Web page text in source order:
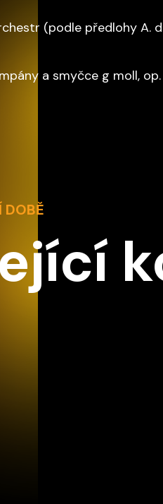
(podle předlohy A.
a smyčce g moll,
DOBĚ